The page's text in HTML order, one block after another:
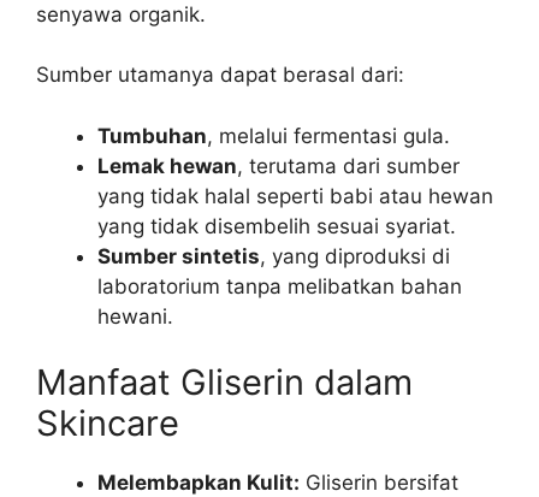
senyawa organik.
Sumber utamanya dapat berasal dari:
Tumbuhan, melalui fermentasi gula.
Lemak hewan, terutama dari sumber
yang tidak halal seperti babi atau hewan
yang tidak disembelih sesuai syariat.
Sumber sintetis, yang diproduksi di
laboratorium tanpa melibatkan bahan
hewani.
Manfaat Gliserin dalam
Skincare
Melembapkan Kulit: Gliserin bersifat